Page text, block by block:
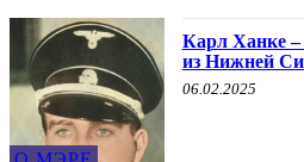
Карл Ханке –
из Нижней
06.02.2025